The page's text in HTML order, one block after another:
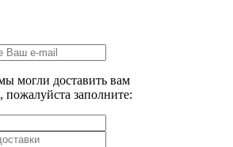
могли доставить вам
пожалуйста заполните: